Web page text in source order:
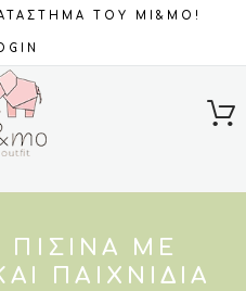
ΤΟΥ MI&MO!
ΜΕ
ΠΑΙΧΝΊΔΙΑ